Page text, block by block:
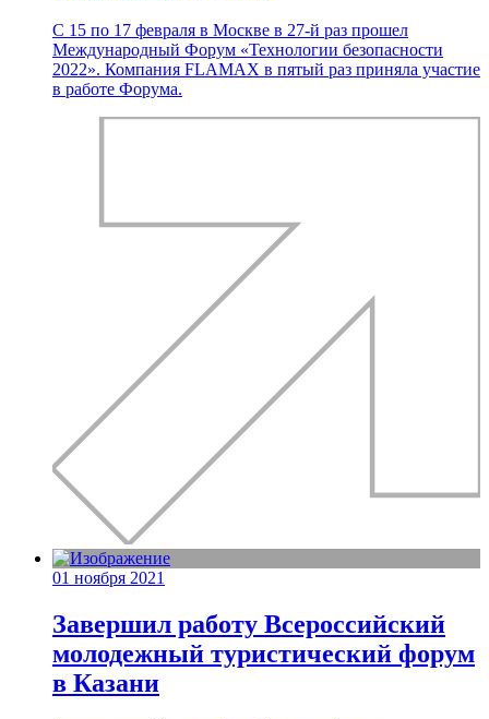
С 15 по 17 февраля в Москве в 27-й раз прошел
Международный Форум «Технологии безопасности
2022». Компания FLAMAX в пятый раз приняла участие
в работе Форума.
01 ноября 2021
Завершил работу Всероссийский
молодежный туристический форум
в Казани